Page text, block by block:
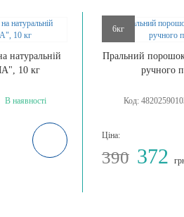
натуральній
10 кг
В наявності
6кг
Пральний
ручного
Код:
Ціна:
390 372